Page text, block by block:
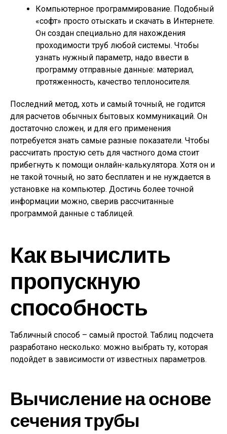
Компьютерное программирование. Подобный
«софт» просто отыскать и скачать в Интернете.
Он создан специально для нахождения
проходимости труб любой системы. Чтобы
узнать нужный параметр, надо ввести в
программу отправные данные: материал,
протяженность, качество теплоносителя.
Последний метод, хоть и самый точный, не годится
для расчетов обычных бытовых коммуникаций. Он
достаточно сложен, и для его применения
потребуется знать самые разные показатели. Чтобы
рассчитать простую сеть для частного дома стоит
прибегнуть к помощи онлайн-калькулятора. Хотя он и
не такой точный, но зато бесплатен и не нуждается в
установке на компьютер. Достичь более точной
информации можно, сверив рассчитанные
программой данные с таблицей.
Как вычислить
пропускную
способность
Табличный способ – самый простой. Таблиц подсчета
разработано несколько: можно выбрать ту, которая
подойдет в зависимости от известных параметров.
Вычисление на основе
сечения трубы